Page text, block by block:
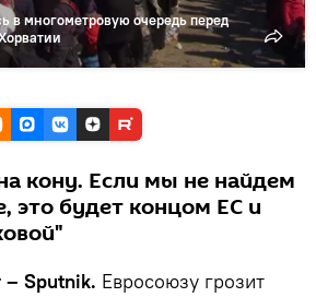
в многометровую очередь перед
кону. Если мы не найдем
это будет концом ЕС и
Sputnik. Евросоюзу грозит